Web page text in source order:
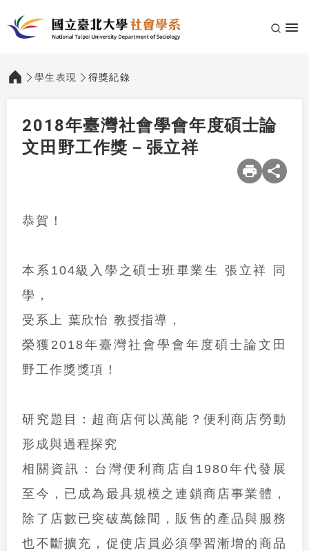
::: 學生表現 得獎紀錄
2018年臺灣社會學會年度碩士論
文田野工作獎－張立祥
恭賀！
本系 104級入學之碩士班畢業生 張立祥 同
學，
受系上 葉欣怡 教授指導，
榮獲 2018年臺灣社會學會年度碩士論文田
野工作獎 獎項！
研究題目： 超商店何以萬能？便利商店勞動
形成與過程探究
相關資訊： 台灣便利商店自 1980年代發展
至今，已成為最具規模之連鎖商店事業體，
除了店數已突破萬餘間，販售的產品與服務
也不斷擴充，促使店員必須學習漸增的商品